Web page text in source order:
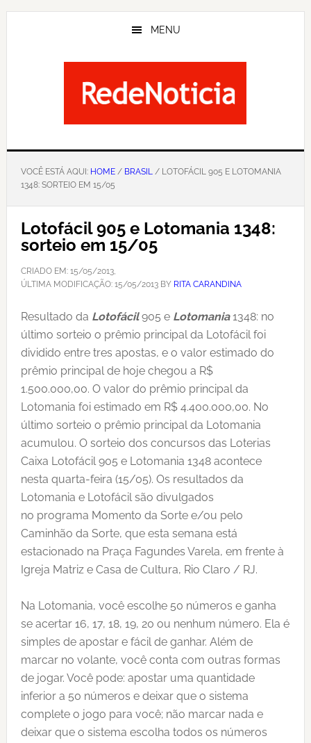
Skip
MENU
VOCÊ ESTÁ AQUI: HOME/ BRASIL/ LOTOFÁCIL 905 E LOTOMANIA
1348: SORTEIO EM 15/05
Lotofácil 905 e Lotomania 1348:
sorteio em 15/05
CRIADO EM: 15/05/2013,
ÚLTIMA MODIFICAÇÃO: 15/05/2013BY RITA CARANDINA
Resultado da Lotofácil 905 e Lotomania1348: no
último sorteio o prêmio principal da Lotofácil foi
dividido entre tres apostas, e o valor estimado do
prêmio principal de hoje chegou a R$
1.500.000,00. O valor do prêmio principal da
Lotomania foi estimado em R$ 4.400.000,00. No
último sorteio o prêmio principal da Lotomania
acumulou. O sorteio dos concursos das Loterias
Caixa Lotofácil 905 e Lotomania 1348 acontece
nesta quarta-feira (15/05). Os resultados da
Lotomania e Lotofácil são divulgados
no programa Momento da Sorte e/ou pelo
Caminhão da Sorte, que esta semana está
estacionado na Praça Fagundes Varela, em frente à
Igreja Matriz e Casa de Cultura, Rio Claro / RJ.
Na Lotomania, você escolhe 50 números e ganha
se acertar 16, 17, 18, 19, 20 ou nenhum número. Ela é
simples de apostar e fácil de ganhar. Além de
marcar no volante, você conta com outras formas
de jogar. Você pode: apostar uma quantidade
inferior a 50 números e deixar que o sistema
complete o jogo para você; não marcar nada e
deixar que o sistema escolha todos os números